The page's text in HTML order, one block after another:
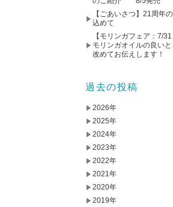
【ごあいさつ】21周年
込めて
【モリンガフェア：7/31
モリンガオイルの良いと
改めてお伝えします！
過去の投稿
2026年
2025年
2024年
2023年
2022年
2021年
2020年
2019年